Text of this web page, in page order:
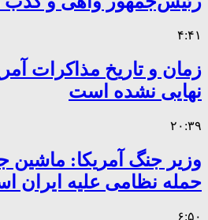
۴:۴۱
زمان و تاریخ مذاکرات
نهایی نشده است
۲۰:۳۹
وزیر جنگ آمریکا: ماشین
حمله نظامی علیه ایران
۶:۵۰